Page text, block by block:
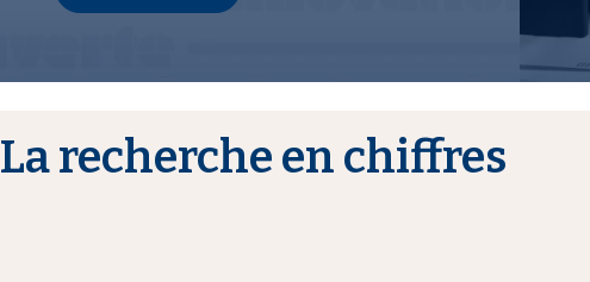
La recherche en chiffres